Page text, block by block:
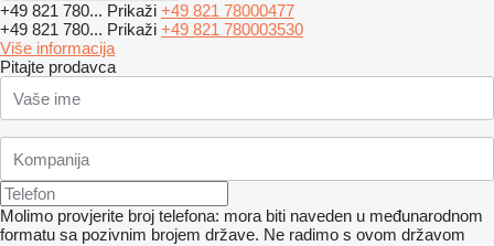
+49 821 780... Prikaži +49 821 78000477
+49 821 780... Prikaži +49 821 780003530
Više informacija
Pitajte prodavca
Molimo provjerite broj telefona: mora biti naveden u međunarodnom
formatu sa pozivnim brojem države. Ne radimo s ovom državom